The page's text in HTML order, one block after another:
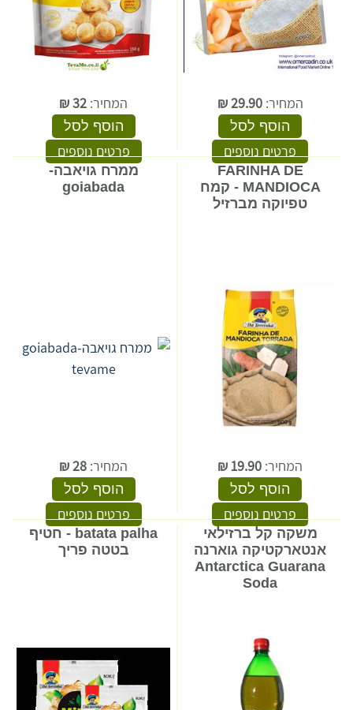
המחיר:29.90
₪
הוסף לסל
פרטים נוספים
המחיר: 32
₪
הוסף לסל
פרטים נוספים
FARINHA DE
MANDIOCA - קמח
טפיוקה מברזיל
המחיר: 19.90
₪
הוסף לסל
פרטים נוספים
ממרח גויאבה-
goiabada
המחיר: 28
₪
הוסף לסל
פרטים נוספים
משקה קל ברזילאי
אנטארקטיקה גוארנה
Antarctica Guarana
Soda
batata palha - חטיף
בטטה פריך